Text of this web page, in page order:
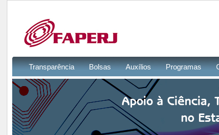
Transparência Bolsas Auxílios Programas